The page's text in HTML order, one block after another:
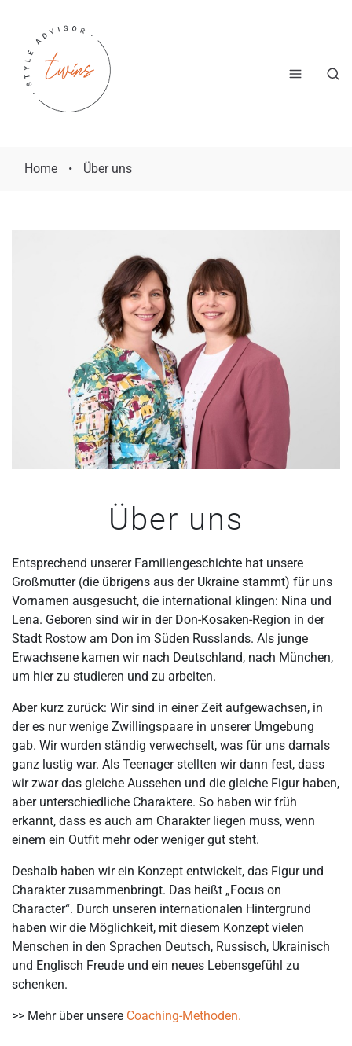
Home • Über uns
Über uns
Entsprechend unserer Familiengeschichte hat unsere
Großmutter (die übrigens aus der Ukraine stammt) für uns
Vornamen ausgesucht, die international klingen: Nina und
Lena. Geboren sind wir in der Don-Kosaken-Region in der
Stadt Rostow am Don im Süden Russlands. Als junge
Erwachsene kamen wir nach Deutschland, nach München,
um hier zu studieren und zu arbeiten.
Aber kurz zurück: Wir sind in einer Zeit aufgewachsen, in
der es nur wenige Zwillingspaare in unserer Umgebung
gab. Wir wurden ständig verwechselt, was für uns damals
ganz lustig war. Als Teenager stellten wir dann fest, dass
wir zwar das gleiche Aussehen und die gleiche Figur haben,
aber unterschiedliche Charaktere. So haben wir früh
erkannt, dass es auch am Charakter liegen muss, wenn
einem ein Outfit mehr oder weniger gut steht.
Deshalb haben wir ein Konzept entwickelt, das Figur und
Charakter zusammenbringt. Das heißt „Focus on
Character“. Durch unseren internationalen Hintergrund
haben wir die Möglichkeit, mit diesem Konzept vielen
Menschen in den Sprachen Deutsch, Russisch, Ukrainisch
und Englisch Freude und ein neues Lebensgefühl zu
schenken.
>> Mehr über unsere Coaching-Methoden.